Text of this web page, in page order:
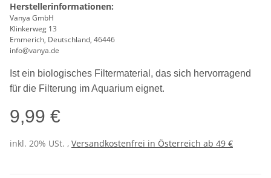
Herstellerinformationen:
Vanya GmbH
Klinkerweg 13
Emmerich, Deutschland, 46446
info@vanya.de
Ist ein biologisches Filtermaterial, das sich hervorragend
für die Filterung im Aquarium eignet.
9,99 €
inkl. 20% USt. , Versandkostenfrei in Österreich ab 49 €